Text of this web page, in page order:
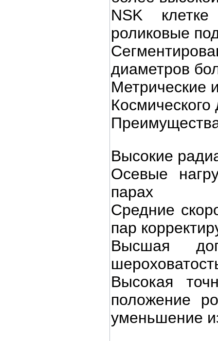
NSK
роликовые
диаметров
Метрические
Высокие
Осевые
парах
Средние
пар
Высшая
Высокая
положение
уменьшение